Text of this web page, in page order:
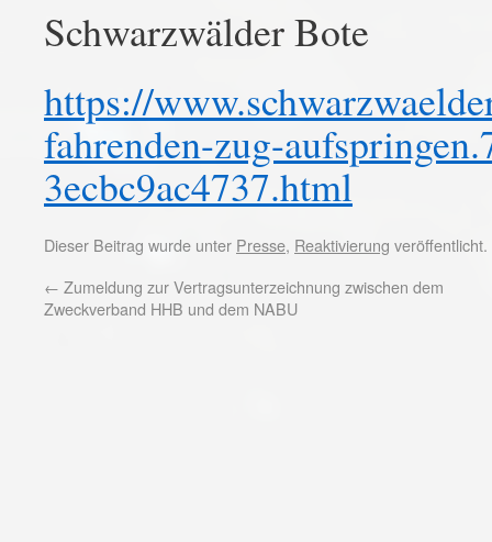
Schwarzwälder Bote
https://
fahrenden-zug-
3ecbc9ac4737.html
Dieser Beitrag wurde unter Presse, Reaktivierung
← Zumeldung zur Vertragsunterzeichnung zwischen dem
Zweckverband HHB und dem NABU